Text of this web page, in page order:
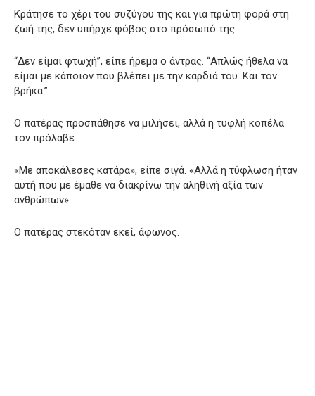
Κράτησε το χέρι του συζύγου της και για πρώτη φορά στη
ζωή της, δεν υπήρχε φόβος στο πρόσωπό της.
“Δεν είμαι φτωχή”, είπε ήρεμα ο άντρας. “Απλώς ήθελα να
είμαι με κάποιον που βλέπει με την καρδιά του. Και τον
βρήκα.”
Ο πατέρας προσπάθησε να μιλήσει, αλλά η τυφλή κοπέλα
τον πρόλαβε.
«Με αποκάλεσες κατάρα», είπε σιγά. «Αλλά η τύφλωση ήταν
αυτή που με έμαθε να διακρίνω την αληθινή αξία των
ανθρώπων».
Ο πατέρας στεκόταν εκεί, άφωνος.